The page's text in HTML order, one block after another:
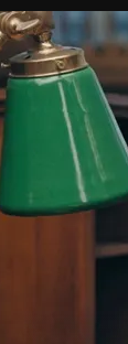
(727) 323